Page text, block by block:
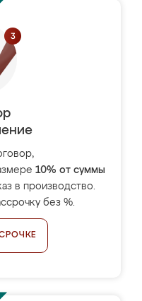
10% от суммы
в производство.
без %.